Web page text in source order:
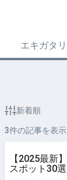
エキガタリ
新着順
3件の記事を表
【2025最新
スポット30